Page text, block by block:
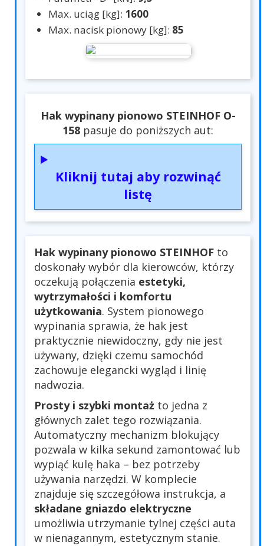
Max. uciąg [kg]: 1600
Max. nacisk pionowy [kg]: 85
Hak wypinany pionowo STEINHOF O-
158 pasuje do poniższych aut:
Kliknij tutaj aby rozwinąć
listę
Hak wypinany pionowo STEINHOF to
doskonały wybór dla kierowców, którzy
oczekują połączenia estetyki,
wytrzymałości i komfortu
użytkowania. System pionowego
wypinania sprawia, że hak jest
praktycznie niewidoczny, gdy nie jest
używany, dzięki czemu samochód
zachowuje elegancki wygląd i linię
nadwozia.
Prosty i szybki montaż to jedna z
głównych zalet tego rozwiązania.
Automatyczny mechanizm blokujący
pozwala w kilka sekund zamontować lub
wypiąć kulę haka – bez potrzeby
używania narzędzi. W komplecie
znajduje się szczegółowa instrukcja, a
składane gniazdo elektryczne
umożliwia utrzymanie tylnej części auta
w nienagannym, estetycznym stanie.